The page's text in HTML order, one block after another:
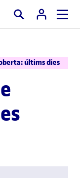
Cercar
últims dies